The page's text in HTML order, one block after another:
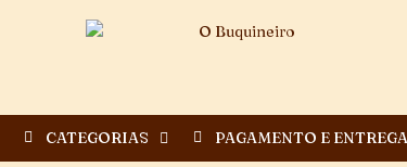
CATEGORIAS PAGAMENTO E ENTREGA